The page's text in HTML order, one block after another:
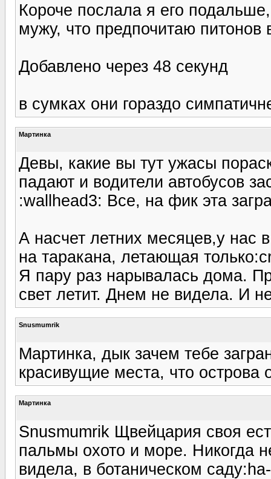
Короче послала я его
мужу, что предпочитаю
Добавлено через 48 секунд
в сумках они гораздо
Мартинка
Девы, какие вы тут ужасы
падают и водители автобусов
:wallhead3: Все, на фик эта
А насчет летних месяцев,у нас
на таракана, летающая
Я пару раз нарывалась дома.
свет летит. Днем не видела. И
Snusmumrik
Мартинка, дык зачем тебе
красивущие места, что острова
Мартинка
Snusmumrik Щвейцария своя
пальмы охото и море. Никогда
видела, в ботаническом